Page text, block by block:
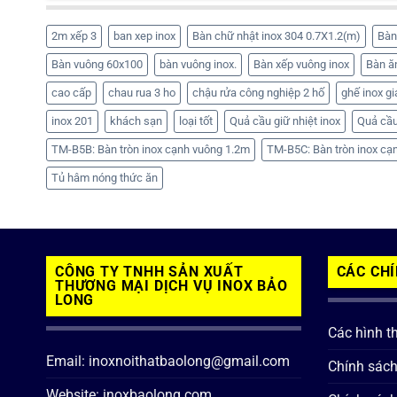
2m xếp 3 ban xep inox Bàn chữ nhật inox 304 0.7X1.2(m)
Bàn vuông 60x100 bàn vuông inox. Bàn xếp vuông inox Bàn
cao cấp chau rua 3 ho chậu rửa công nghiệp 2 hố ghế inox
inox 201 khách sạn loại tốt Quả cầu giữ nhiệt inox Quả
TM-B5B: Bàn tròn inox cạnh vuông 1.2m TM-B5C: Bàn tròn inox
Tủ hâm nóng thức ăn
CÔNG TY TNHH SẢN XUẤT
THƯƠNG MẠI DỊCH VỤ INOX BẢO
LONG
Email: inoxnoithatbaolong@gmail.com
CÁC
Các hình
Chính